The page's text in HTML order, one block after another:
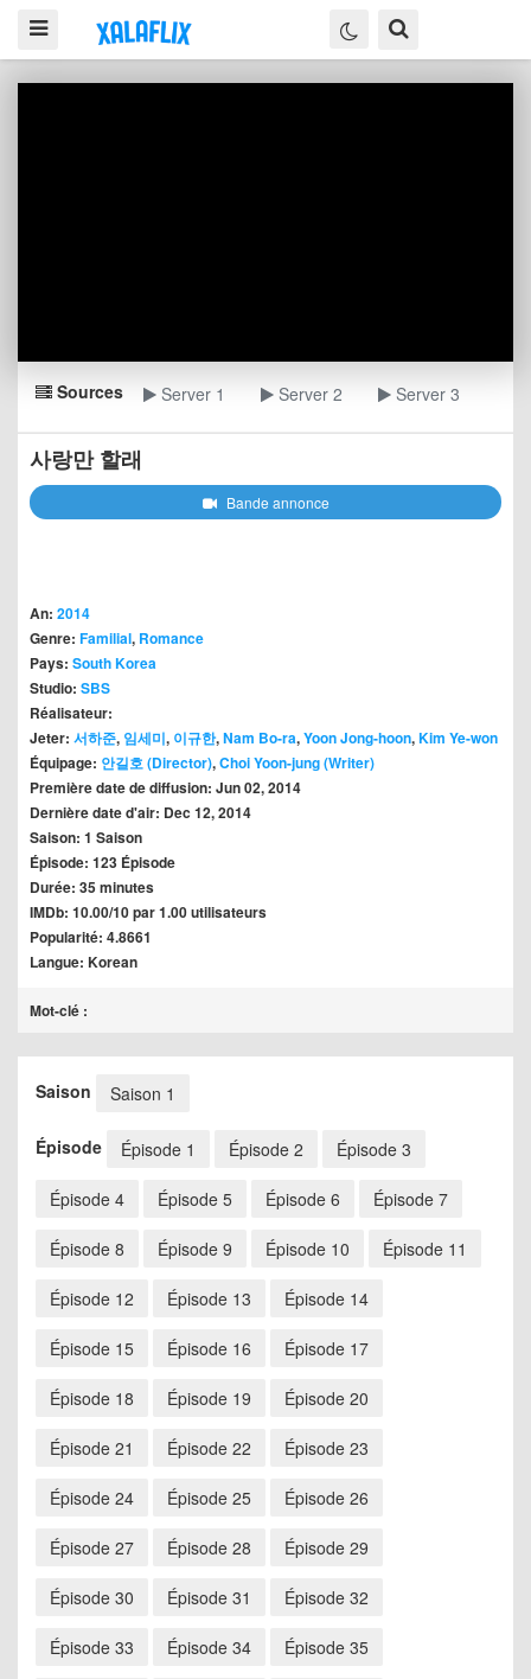
Sources Server 1 Server 2 Server 3
사랑만 할래
Bande annonce
An: 2014
Genre: Familial, Romance
Pays: South Korea
Studio: SBS
Réalisateur:
Jeter: 서하준, 임세미, 이규한,Nam Bo-ra,Yoon Jong-hoon,Kim Ye-won
Équipage: 안길호 (Director),Choi Yoon-jung (Writer)
Première date de diffusion: Jun 02, 2014
Dernière date d'air: Dec 12, 2014
Saison: 1 Saison
Épisode: 123 Épisode
Durée: 35 minutes
IMDb: 10.00/10 par 1.00 utilisateurs
Popularité: 4.8661
Langue: Korean
Mot-clé :
Saison Saison 1
Épisode Épisode 1 Épisode 2 Épisode 3
Épisode 4 Épisode 5 Épisode 6 Épisode 7
Épisode 8 Épisode 9 Épisode 10 Épisode 11
Épisode 12 Épisode 13 Épisode 14
Épisode 15 Épisode 16 Épisode 17
Épisode 18 Épisode 19 Épisode 20
Épisode 21 Épisode 22 Épisode 23
Épisode 24 Épisode 25 Épisode 26
Épisode 27 Épisode 28 Épisode 29
Épisode 30 Épisode 31 Épisode 32
Épisode 33 Épisode 34 Épisode 35